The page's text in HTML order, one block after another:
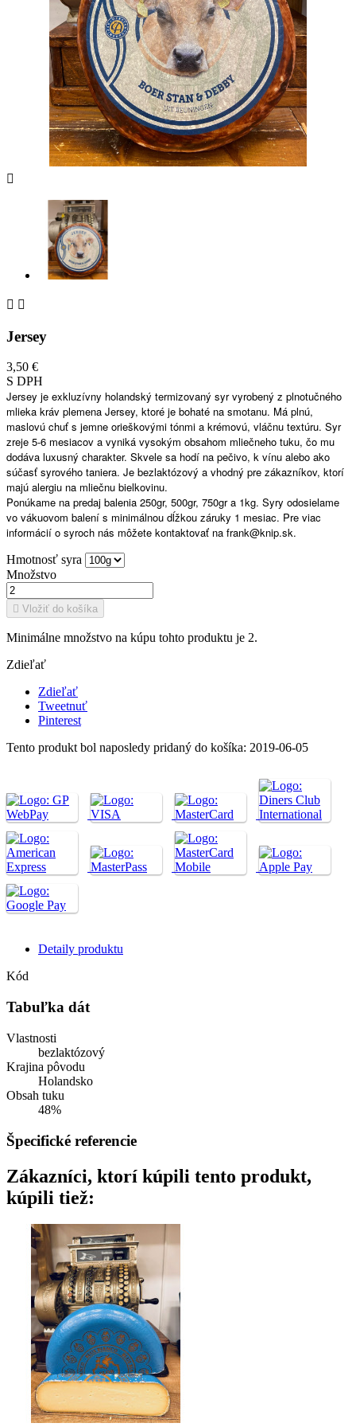

 
Jersey
3,50 €
S DPH
Jersey je exkluzívny holandský termizovaný syr vyrobený z plnotučného
mlieka kráv plemena Jersey, ktoré je bohaté na smotanu. Má plnú,
maslovú chuť s jemne orieškovými tónmi a krémovú, vláčnu textúru. Syr
zreje 5-6 mesiacov a vyniká vysokým obsahom mliečneho tuku, čo mu
dodáva luxusný charakter. Skvele sa hodí na pečivo, k vínu alebo ako
súčasť syrového taniera. Je bezlaktózový a vhodný pre zákazníkov, ktorí
majú alergiu na mliečnu bielkovinu.
Ponúkame na predaj balenia 250gr, 500gr, 750gr a 1kg. Syry odosielame
vo vákuovom balení s minimálnou dĺžkou záruky 1 mesiac. Pre viac
informácií o syroch nás môžete kontaktovať na frank@knip.sk.
Hmotnosť syra
Množstvo
 Vložiť do košíka
Minimálne množstvo na kúpu tohto produktu je 2.
Zdieľať
Zdieľať
Tweetnuť
Pinterest
Tento produkt bol naposledy pridaný do košíka: 2019-06-05
Detaily produktu
Kód
Tabuľka dát
Vlastnosti
bezlaktózový
Krajina pôvodu
Holandsko
Obsah tuku
48%
Špecifické referencie
Zákazníci, ktorí kúpili tento produkt,
kúpili tiež: